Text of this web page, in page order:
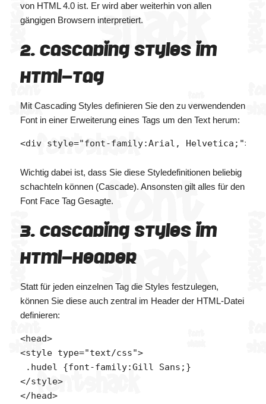
von HTML 4.0 ist. Er wird aber weiterhin von allen
gängigen Browsern interpretiert.
2. Cascading Styles im
HTML-Tag
Mit Cascading Styles definieren Sie den zu verwendenden
Font in einer Erweiterung eines Tags um den Text herum:
Wichtig dabei ist, dass Sie diese Styledefinitionen beliebig
schachteln können (Cascade). Ansonsten gilt alles für den
Font Face Tag Gesagte.
3. Cascading Styles im
HTML-Header
Statt für jeden einzelnen Tag die Styles festzulegen,
können Sie diese auch zentral im Header der HTML-Datei
definieren:
<head>
<style type="text/css">
.hudel {font-family:Gill Sans;}
</style>
</head>